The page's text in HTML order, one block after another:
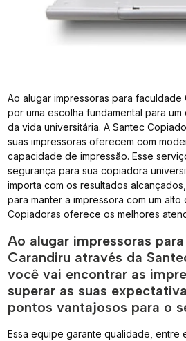
Ao alugar impressoras para
por uma escolha fundamental para
da vida universitária. A Santec
suas impressoras oferecem com
capacidade de impressão. Esse
segurança para sua copiadora
importa com os resultados
para manter a impressora com um
Copiadoras oferece os melhores
Ao alugar impressoras
Carandiru através da
você vai encontrar as
superar as suas
pontos vantajosos para o
Essa equipe garante qualidade, entre